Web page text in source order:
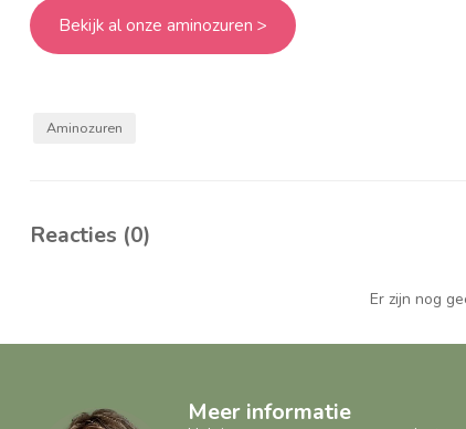
Bekijk al onze aminozuren >
Aminozuren
Reacties (0)
Er zijn nog
Meer informatie